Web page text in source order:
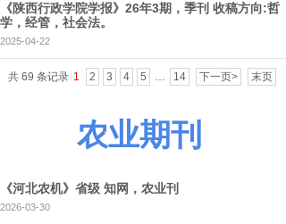
《陕西行政学院学报》26年3期，季刊 收稿方向:哲
学，经管，社会法。
2025-04-22
共 69 条记录 1 2 3 4 5 … 14 下一页> 末页
农业期刊
《河北农机》省级 知网，农业刊
2026-03-30